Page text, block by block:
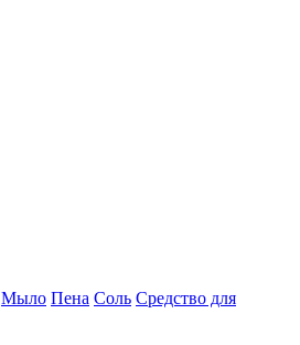
Мыло Пена Соль Средство для